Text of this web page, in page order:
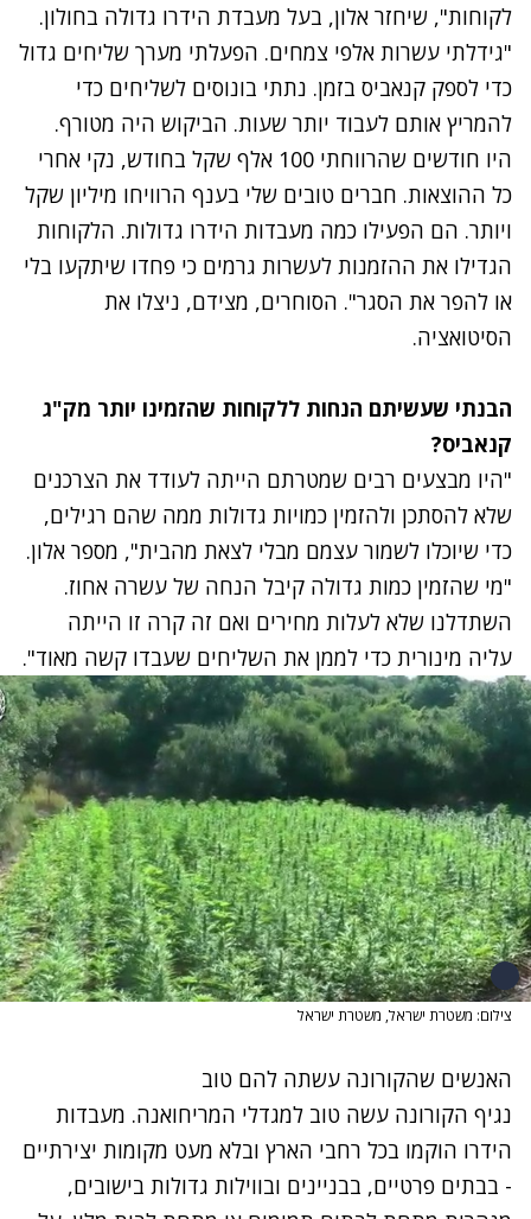
לקוחות", שיחזר אלון, בעל מעבדת הידרו גדולה בחולון.
"גידלתי עשרות אלפי צמחים. הפעלתי מערך שליחים גדול
כדי לספק קנאביס בזמן. נתתי בונוסים לשליחים כדי
להמריץ אותם לעבוד יותר שעות. הביקוש היה מטורף.
היו חודשים שהרווחתי 100 אלף שקל בחודש, נקי אחרי
כל ההוצאות. חברים טובים שלי בענף הרוויחו מיליון שקל
ויותר. הם הפעילו כמה מעבדות הידרו גדולות. הלקוחות
הגדילו את ההזמנות לעשרות גרמים כי פחדו שיתקעו בלי
או להפר את הסגר". הסוחרים, מצידם, ניצלו את
הסיטואציה.
הבנתי שעשיתם הנחות ללקוחות שהזמינו יותר מק"ג
קנאביס?
"היו מבצעים רבים שמטרתם הייתה לעודד את הצרכנים
שלא להסתכן ולהזמין כמויות גדולות ממה שהם רגילים,
כדי שיוכלו לשמור עצמם מבלי לצאת מהבית", מספר אלון.
"מי שהזמין כמות גדולה קיבל הנחה של עשרה אחוז.
השתדלנו שלא לעלות מחירים ואם זה קרה זו הייתה
עליה מינורית כדי לממן את השליחים שעבדו קשה מאוד".
צילום: משטרת ישראל, משטרת ישראל
האנשים שהקורונה עשתה להם טוב
נגיף הקורונה עשה טוב למגדלי המריחואנה. מעבדות
הידרו הוקמו בכל רחבי הארץ ובלא מעט מקומות יצירתיים
- בבתים פרטיים, בבניינים ובווילות גדולות בישובים,